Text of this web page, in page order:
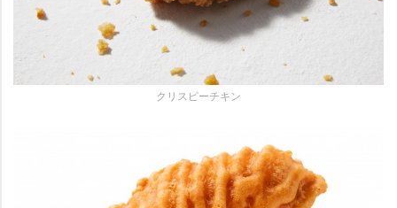
クリスピーチキン